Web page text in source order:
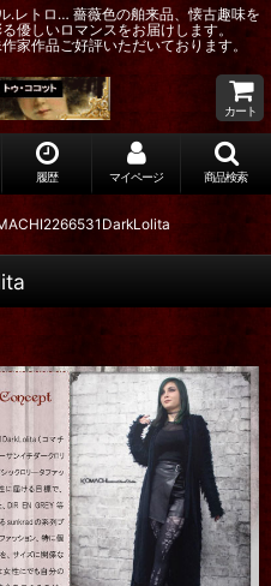
.レトロ… 薔薇色の舶来品、懐古趣味を
優しいロマンスをお届けします。
家作品ご好評いただいております。
カート
履歴 マイページ 商品検索